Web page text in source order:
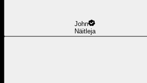
John
Näitleja